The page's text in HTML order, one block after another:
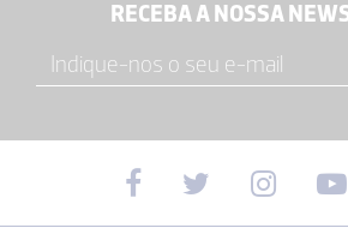
RECEBA A NOSSA